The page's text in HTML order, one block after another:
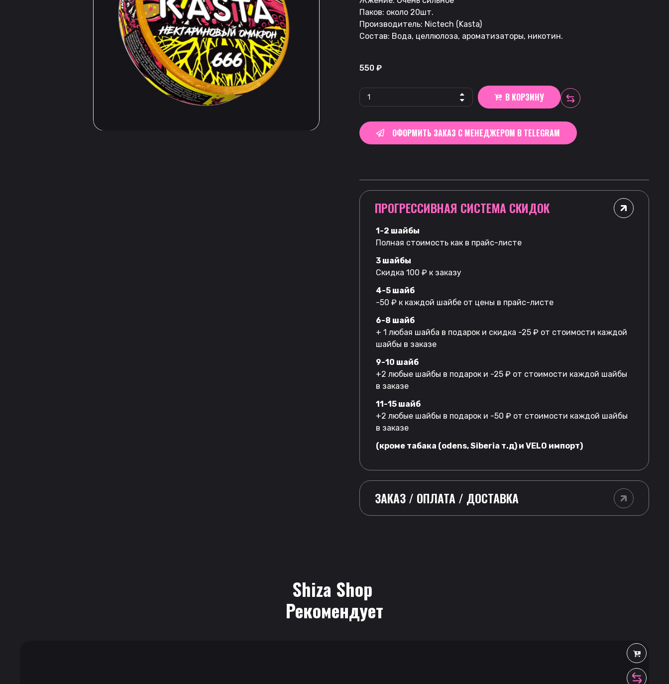
Паков: около 20шт.
Производитель: Nictech (Kasta)
Состав: Вода, целлюлоза, ароматизаторы, никотин.
550 ₽
В КОРЗИНУ
ОФОРМИТЬ ЗАКАЗ С МЕНЕДЖЕРОМ В TELEGRAM
ПРОГРЕССИВНАЯ СИСТЕМА СКИДОК
1-2 шайбы
Полная стоимость как в прайс-листе
3 шайбы
Скидка 100 ₽ к заказу
4-5 шайб
-50 ₽ к каждой шайбе от цены в прайс-листе
6-8 шайб
+ 1 любая шайба в подарок и скидка -25 ₽ от стоимости каждой
шайбы в заказе
9-10 шайб
+2 любые шайбы в подарок и -25 ₽ от стоимости каждой шайбы
в заказе
11-15 шайб
+2 любые шайбы в подарок и -50 ₽ от стоимости каждой шайбы
в заказе
(кроме табака (odens, Siberia т.д) и VELO импорт)
ЗАКАЗ / ОПЛАТА / ДОСТАВКА
Shiza Shop
Рекомендует